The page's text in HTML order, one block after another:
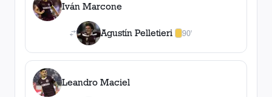
Iván Marcone
Agustín Pelletieri 90'
1amarilla
Leandro Maciel